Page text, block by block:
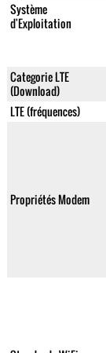
Système
d'Exploitation
Categorie LTE
(Download)
LTE (fréquences)
Propriétés Modem